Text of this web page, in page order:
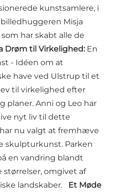
kunstsamlere, i
Misja
har skabt alle de
Drøm til Virkelighed: En
- Idéen om at
have ved Ulstrup til et
til virkelighed efter
planer. Anni og Leo har
nyt liv til dette
nu valgt at fremhæve
skulpturkunst. Parken
en vandring blandt
omgivet af
landskaber. Et Møde